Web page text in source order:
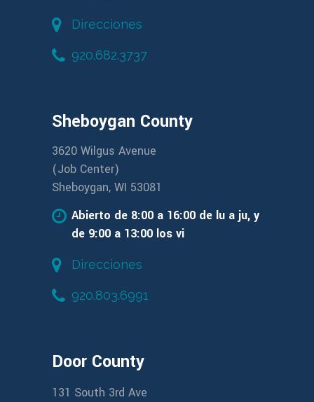
Direcciones
920.682.3737
Sheboygan County
3620 Wilgus Avenue
(Job Center)
Sheboygan, WI 53081
Abierto de 8:00 a 16:00 de lu a ju, y
de 9:00 a 13:00 los vi
Direcciones
920.803.6991
Door County
131 South 3rd Ave